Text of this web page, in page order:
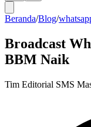
Beranda/Blog/
Broadcast
BBM Naik
Tim Editorial SMS